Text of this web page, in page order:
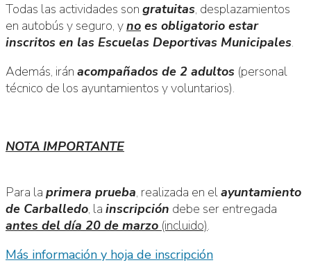
Todas las actividades son gratuitas, desplazamientos
en autobús y seguro, yno es obligatorio estar
inscritos en las Escuelas Deportivas Municipales.
Además, irán acompañados de 2 adultos (personal
técnico de los ayuntamientos y voluntarios).
NOTA IMPORTANTE
Para la primera prueba, realizada en elayuntamiento
de Carballedo, la inscripción debe ser entregada
antes del día 20 de marzo (incluido).
Más información y hoja de inscripción